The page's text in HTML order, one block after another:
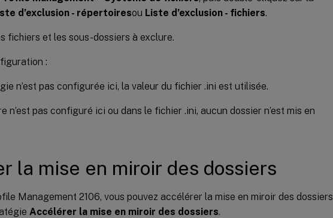
d’exclusion - répertoiresou Liste d’exclusion - fichiers.
fichiers et les sous-dossiers à exclure.
:
n’est pas configurée ici, la valeur du fichier .ini est utilisée.
n’est pas configuré ici ou dans le fichier .ini, aucun dossier n’est mis en
la mise en miroir des dossiers
Management 2106, vous pouvez accélérer la mise en miroir des dossiers
Accélérer la mise en miroir des dossiers.